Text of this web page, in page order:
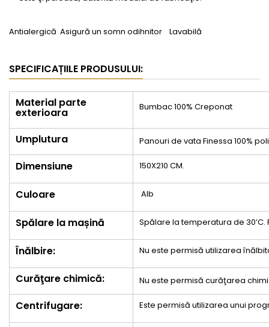
Antialergică Asigură un somn odihnitor Lavabilă
SPECIFICAȚIILE PRODUSULUI:
Material parte
exterioara Bumbac 100% Creponat
Umplutura Panouri de vata Finessa 100%
Dimensiune 150X210 CM.
Culoare Alb
Spălare la mașină Spălare la temperatura de
Înălbire: Nu este permisă utilizarea
Curăţare chimică: Nu este permisă curăţarea
Centrifugare: Este permisă utilizarea unui